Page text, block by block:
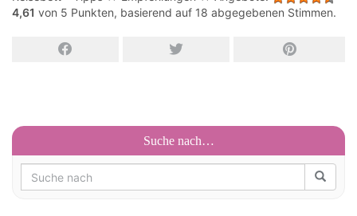
4,61 von 5 Punkten, basierend auf 18 abgegebenen Stimmen.
Suche nach…